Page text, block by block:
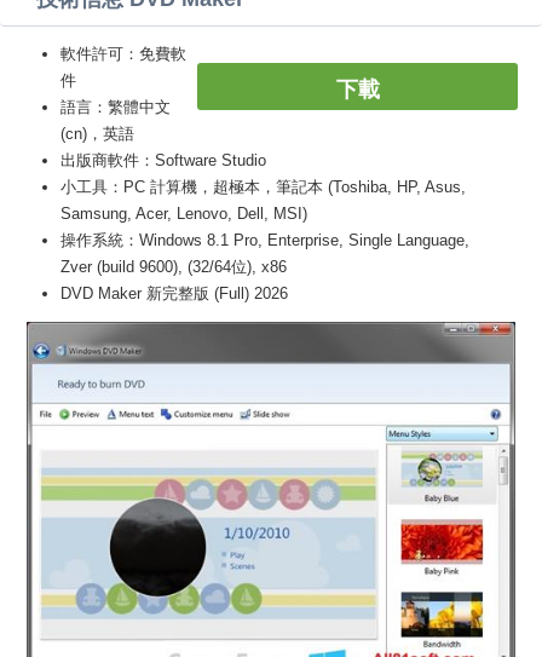
下載
軟件許可：免費軟
件
語言：繁體中文
(cn)，英語
出版商軟件：Software Studio
小工具：PC 計算機，超極本，筆記本 (Toshiba, HP, Asus,
Samsung, Acer, Lenovo, Dell, MSI)
操作系統：Windows 8.1 Pro, Enterprise, Single Language,
Zver (build 9600), (32/64位), x86
DVD Maker 新完整版 (Full) 2026